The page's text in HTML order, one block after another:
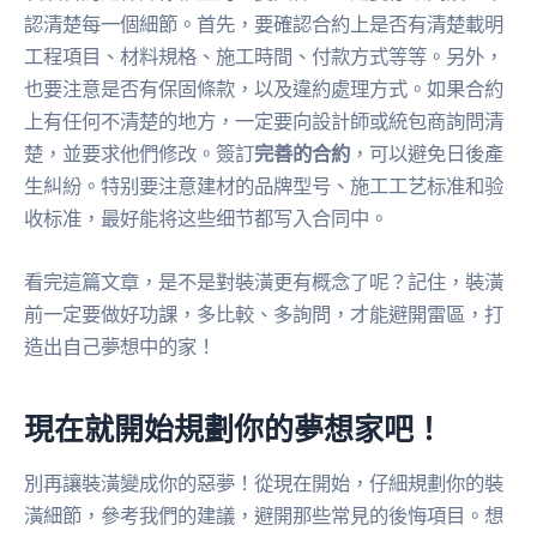
認清楚每一個細節。首先，要確認合約上是否有清楚載明
工程項目、材料規格、施工時間、付款方式等等。另外，
也要注意是否有保固條款，以及違約處理方式。如果合約
上有任何不清楚的地方，一定要向設計師或統包商詢問清
楚，並要求他們修改。簽訂完善的合約 ，可以避免日後產
生糾紛。特别要注意建材的品牌型号、施工工艺标准和验
收标准，最好能将这些细节都写入合同中。
看完這篇文章，是不是對裝潢更有概念了呢？記住，裝潢
前一定要做好功課，多比較、多詢問，才能避開雷區，打
造出自己夢想中的家！
現在就開始規劃你的夢想家吧！
別再讓裝潢變成你的惡夢！從現在開始，仔細規劃你的裝
潢細節，參考我們的建議，避開那些常見的後悔項目。想